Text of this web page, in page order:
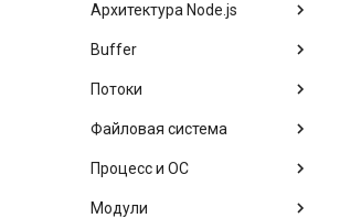
Архитектура Node.js
Buffer
Потоки
Файловая система
Процесс и ОС
Модули